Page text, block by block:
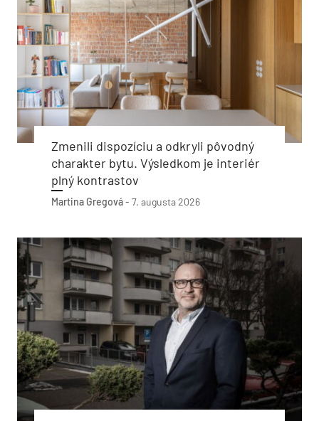
Zmenili dispozíciu a odkryli pôvodný
charakter bytu. Výsledkom je interiér
plný kontrastov
Martina Gregová- 7. augusta 2026